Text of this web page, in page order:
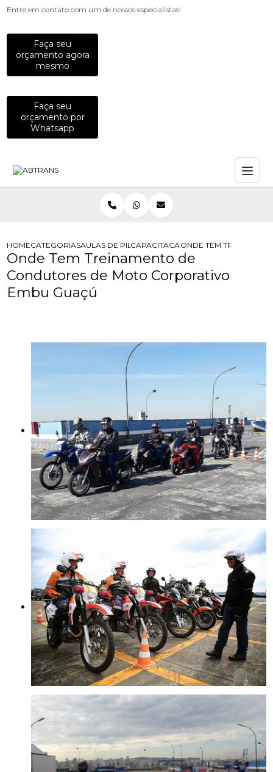
Entre em contato com um de nossos especialistas!
Faça seu
orçamento agora
mesmo
Faça seu
orçamento por
Whatsapp
HOMECATEGORIASAULAS DE PILOTAGEM PARA EMPRESAS
CAPACITACAO PARA
ONDE TEM
Onde Tem Treinamento de
Condutores de Moto Corporativo
Embu Guaçú